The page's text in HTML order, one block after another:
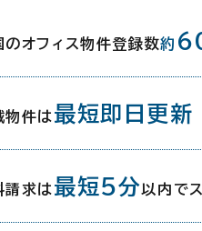
のオフィス物件登録数約
物件は 最短即日更新
請求は 最短5分 以内で